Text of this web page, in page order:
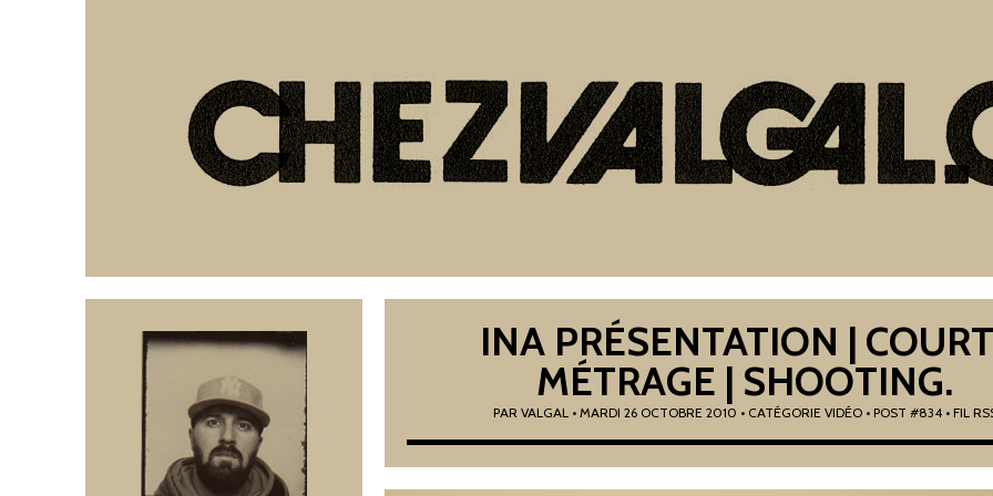
INA PRÉSENTATION |
MÉTRAGE | SHOOTING.
PAR VALGAL• MARDI 26 OCTOBRE 2010 • CATÉGORIE VIDÉO • POST #834 • FIL